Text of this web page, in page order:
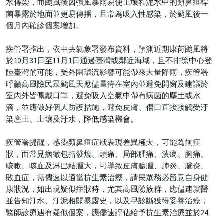
菌暴露於地面並更易傳播，且常為吸入性感染，於颱風後一
個月內確診個案增加。
疾管署指出，依中央氣象署發布資料，預測近期康芮颱風將
於10月31日至11月1日通過臺灣或鄰近海域，且不排除中心登
陸臺灣的可能，受外圍環流影響可能帶來大量降雨，疾管署
呼籲高風險民眾颱風天應儘量待在室內並避免開窗及建議於
室內外皆佩戴口罩，避免吸入空氣中帶有病菌的塵土或水
滴，並應做好個人防護措施，避免皮膚、傷口直接接觸受汙
染塵土、土壤及汙水，降低感染機會。
疾管署提醒，感染類鼻疽症狀表現差異極大，可能為無症
狀，而常見病徵包括發燒、頭痛、局部腫痛、潰瘍、胸痛、
咳嗽、咳血及淋巴結腫大，可導致皮膚膿腫、肺炎、腦炎、
敗血症，需儘速以適當抗生素治療，請民眾務必留意自身健
康狀況，如出現疑似症狀時，尤其高風險族群，應儘速就醫
並告知汙水、汙泥相關暴露史，以及早診斷獲得妥善治療；
醫師診療遇有疑似個案，應儘速評估給予抗生素治療並於24